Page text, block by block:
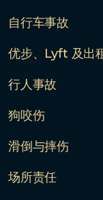
自行车事故
优步、Lyft 及出
行人事故
狗咬伤
滑倒与摔伤
场所责任